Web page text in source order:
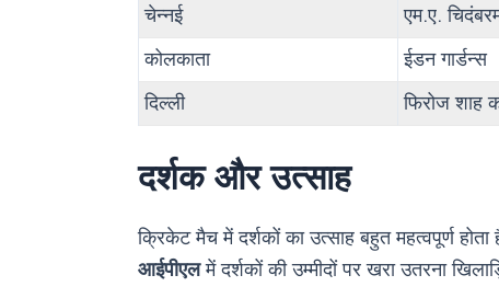
चेन्नई
एम.ए.
कोलकाता
ईडन गार्डन्स
दिल्ली
फिरोज शाह
दर्शक और उत्साह
क्रिकेट मैच में दर्शकों का उत्साह बहुत महत्वपूर्ण
आईपीएलमें दर्शकों की उम्मीदों पर खरा उतरना